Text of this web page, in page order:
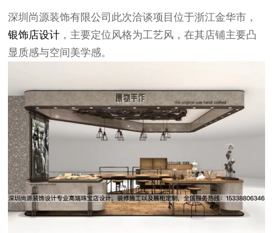
深圳尚源装饰有限公司此次洽谈项目位于浙江金华市，
银饰店设计 ，主要定位风格为工艺风，在其店铺主要凸
显质感与空间美学感。